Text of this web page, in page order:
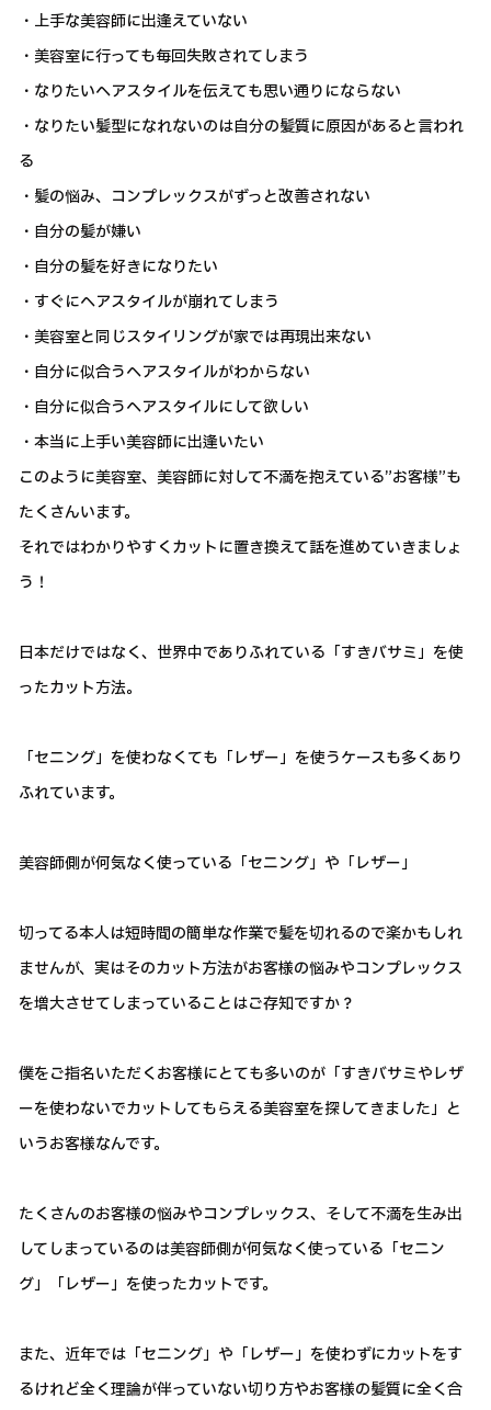
・上手な美容師に出逢えていない
・美容室に行っても毎回失敗されてしまう
・なりたいヘアスタイルを伝えても思い通りにならない
・なりたい髪型になれないのは自分の髪質に原因があると言われ
る
・髪の悩み、コンプレックスがずっと改善されない
・自分の髪が嫌い
・自分の髪を好きになりたい
・すぐにヘアスタイルが崩れてしまう
・美容室と同じスタイリングが家では再現出来ない
・自分に似合うヘアスタイルがわからない
・自分に似合うヘアスタイルにして欲しい
・本当に上手い美容師に出逢いたい
このように美容室、美容師に対して不満を抱えている”お客様”も
たくさんいます。
それではわかりやすくカットに置き換えて話を進めていきましょ
う！
日本だけではなく、世界中でありふれている「すきバサミ」を使
ったカット方法。
「セニング」を使わなくても「レザー」を使うケースも多くあり
ふれています。
美容師側が何気なく使っている「セニング」や「レザー」
切ってる本人は短時間の簡単な作業で髪を切れるので楽かもしれ
ませんが、実はそのカット方法がお客様の悩みやコンプレックス
を増大させてしまっていることはご存知ですか？
僕をご指名いただくお客様にとても多いのが「すきバサミやレザ
ーを使わないでカットしてもらえる美容室を探してきました」と
いうお客様なんです。
たくさんのお客様の悩みやコンプレックス、そして不満を生み出
してしまっているのは美容師側が何気なく使っている「セニン
グ」「レザー」を使ったカットです。
また、近年では「セニング」や「レザー」を使わずにカットをす
るけれど全く理論が伴っていない切り方やお客様の髪質に全く合